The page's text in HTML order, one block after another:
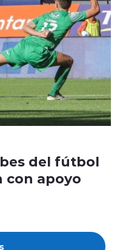
del fútbol
con apoyo